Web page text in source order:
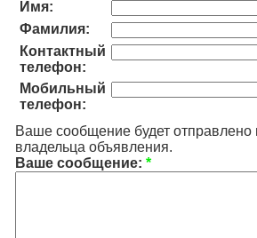
Имя:
Фамилия:
Контактный
телефон:
Мобильный
телефон:
Ваше сообщение будет отправлено
владельца объявления.
Ваше сообщение: *